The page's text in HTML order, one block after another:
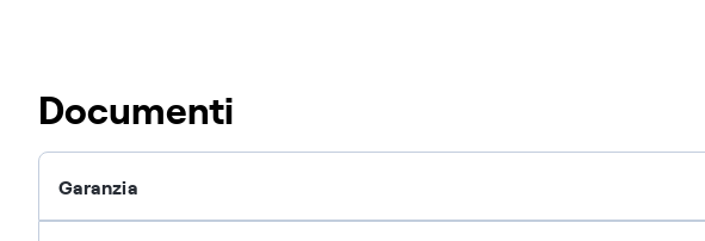
Documenti
Garanzia